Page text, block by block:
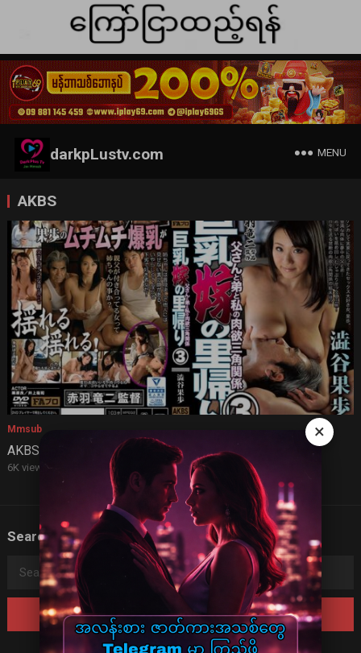
darkpLustv.com MENU
AKBS
Mmsub
AKBS 035 (mmsub)
6K views 3 years ago
Search
Search
×